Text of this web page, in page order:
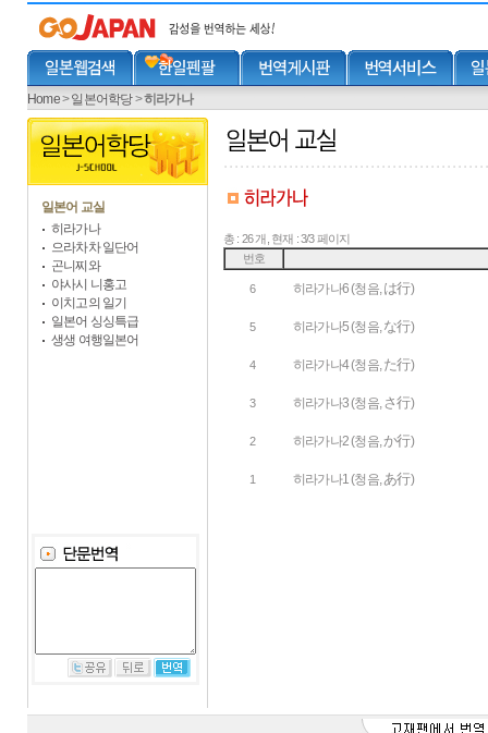
Home>일본어학당>히라가나
일본어 교실
히라가나
으라차차 일단어
곤니찌와
야사시 니홍고
이치고의 일기
일본어 싱싱특급
생생 여행일본어
총 : 26 개, 현재 : 3/3 페이지
번호
6 히라가나6 (청음,は行)
5 히라가나5 (청음,な行)
4 히라가나4 (청음,た行)
3 히라가나3 (청음,さ行)
2 히라가나2 (청음,か行)
1 히라가나1 (청음,あ行)